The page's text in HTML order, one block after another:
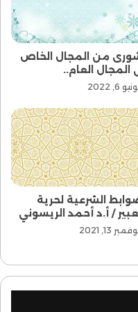
يكون لها انعكاس
وفكره وسلوكه…
النهي عن الفحشاء
عن الأخرى وثمرة
هي كبرى مصالح
من المجال الخاص
المجال العام..
6, 2022
الشرعية لحرية
/ أ.د أحمد الريسوني
13, 2021